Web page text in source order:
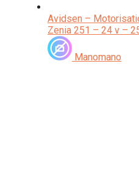
Avidsen –
Zenia 251 – 24 v –
Manomano